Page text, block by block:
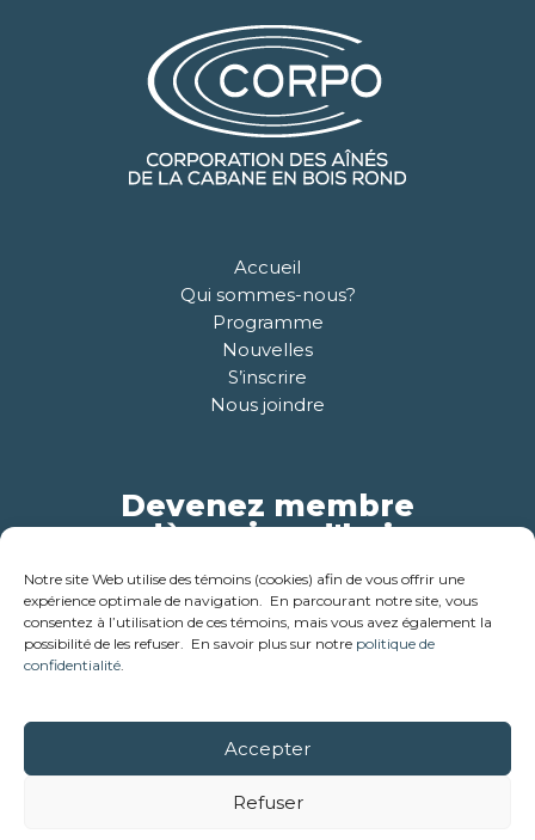
Notre site Web utilise des témoins (cookies) afin de vous offrir une
expérience optimale de navigation. En parcourant notre site, vous
consentez à l’utilisation de ces témoins, mais vous avez également la
possibilité de les refuser. En savoir plus sur notre politique de
confidentialité.
Accepter
Refuser
Accueil
Qui sommes-nous?
Programme
Nouvelles
S’inscrire
Nous joindre
Devenez membre
dès aujourd'hui
Pour plus d'informations
© 2018-2026 - Corporation des ainés de la cabane en bois
rond . Tous droits réservés